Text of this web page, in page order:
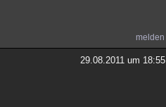
melden
29.08.2011 um 18:55